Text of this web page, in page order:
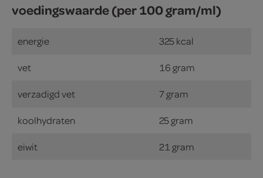
voedingswaarde (per 100 gram/ml)
energie 325 kcal
vet 16 gram
verzadigd vet 7 gram
koolhydraten 25 gram
eiwit 21 gram